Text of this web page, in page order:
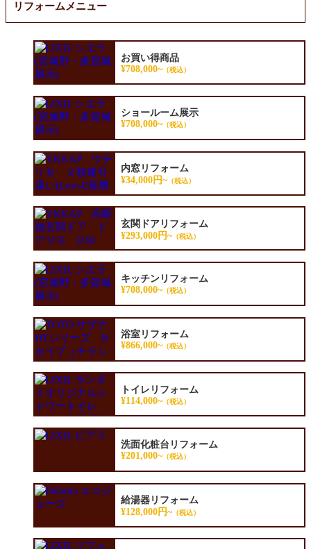
リフォームメニュー
お買い得商品
¥708,000~（税込）
ショールーム展示
¥708,000~（税込）
内窓リフォーム
¥34,000円~（税込）
玄関ドアリフォーム
¥293,000円~（税込）
キッチンリフォーム
¥708,000~（税込）
浴室リフォーム
¥866,000~（税込）
トイレリフォーム
¥114,000~（税込）
洗面化粧台リフォーム
¥201,000~（税込）
給湯器リフォーム
¥128,000円~（税込）